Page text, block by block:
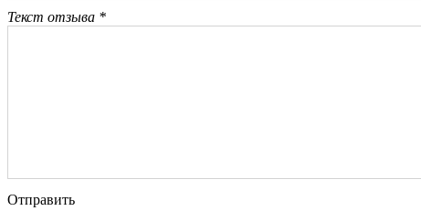
Текст отзыва *
Отправить